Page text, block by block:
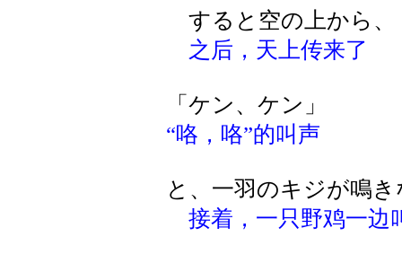
すると空の上から、
之后，天上传来了
「ケン、ケン」
“咯，咯”的叫声
と、一羽のキジが鳴
接着，一只野鸡一边